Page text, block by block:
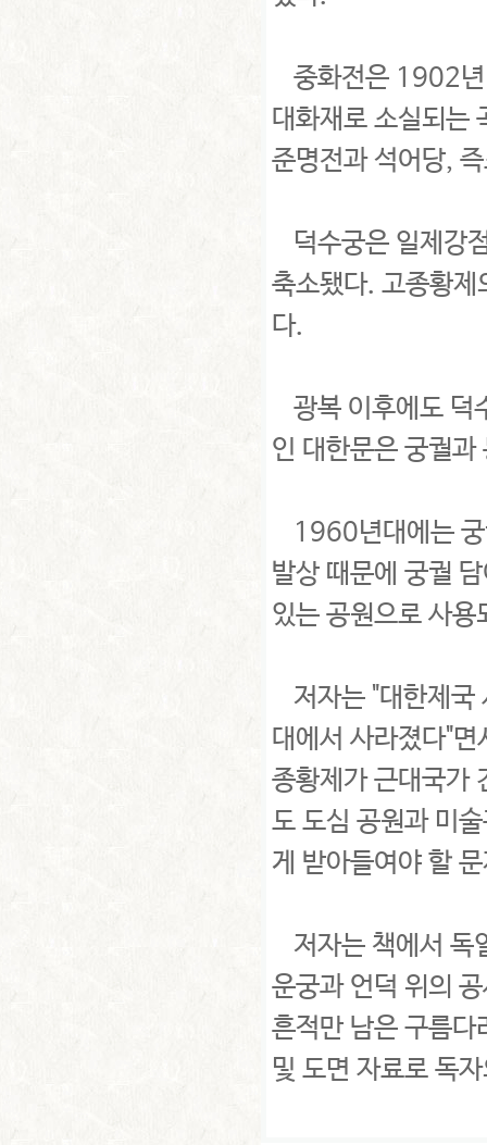
중화전은 1902년
대화재로 소실되는
준명전과 석어당,
덕수궁은 일제강
축소됐다. 고종황제
다.
광복 이후에도 덕
인 대한문은 궁궐
1960년대에는 궁
발상 때문에 궁궐
있는 공원으로 사용
저자는 "대한제국
대에서 사라졌다"
종황제가 근대국가
도 도심 공원과 미
게 받아들여야 할
저자는 책에서 독
운궁과 언덕 위의
흔적만 남은 구름다
및 도면 자료로 독